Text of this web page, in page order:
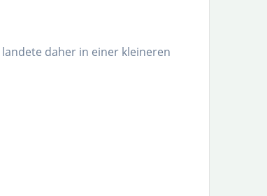
daher in einer kleineren